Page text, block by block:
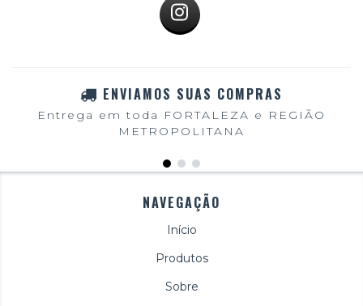
ENVIAMOS SUAS COMPRAS
Entrega em toda FORTALEZA e REGIÃO
METROPOLITANA
NAVEGAÇÃO
Início
Produtos
Sobre